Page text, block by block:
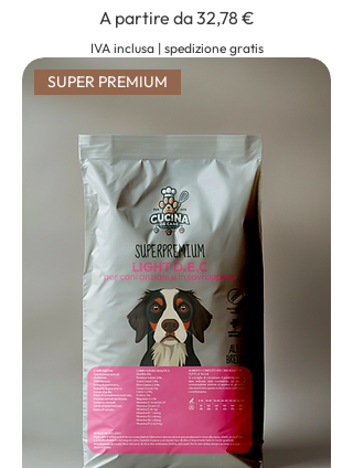
A partire da32,78 €
Prezzo scontato
IVA inclusa| spedizione gratis
SUPER PREMIUM